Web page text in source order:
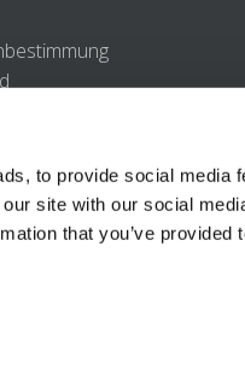
to provide social media
site with our social
that you’ve provided
Login